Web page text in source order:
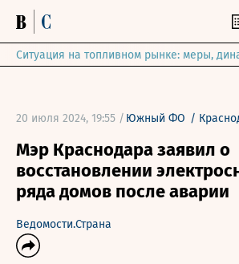
Ситуация на топливном рынке: меры,
20 июля 2024, 19:55 / Южный ФО /
Мэр Краснодара заявил о
восстановлении
ряда домов после аварии
Ведомости.Страна